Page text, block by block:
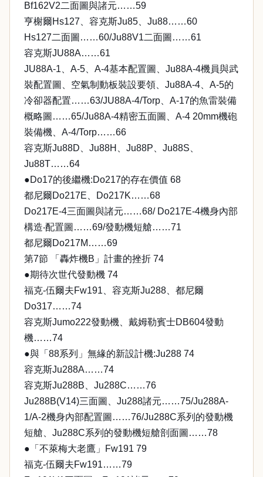
Bf162V2二面圖與諸元……59
亨榭爾Hs127、容克斯Ju85、Ju88……60
Hs127二面圖……60/Ju88V1二面圖……61
容克斯JU88A……61
JU88A-1、A-5、A-4基本配置圖、Ju88A-4機員與武
裝配置圖、空氣制動板裝設要領、Ju88A-4、A-5的
冷卻器配置……63/JU88A-4/Torp、A-17的魚雷裝備
概略圖……65/Ju88A-4精密五面圖、A-4 20mm機砲
裝備機、A-4/Torp……66
容克斯Ju88D、Ju88H、Ju88P、Ju88S、
Ju88T……64
●Do17的後繼機:Do217的存在價值 68
都尼爾Do217E、Do217K……68
Do217E-4三面圖與諸元……68/ Do217E-4機身內部
構造‧配置圖……69/發動機短艙……71
都尼爾Do217M……69
第7節 「轟炸機B」計畫的挫折 74
●期待次世代發動機 74
福克-伍爾夫Fw191、容克斯Ju288、都尼爾
Do317……74
容克斯Jumo222發動機、戴姆勒賓士DB604發動
機……74
●與「88系列」無緣的新設計機:Ju288 74
容克斯Ju288A……74
容克斯Ju288B、Ju288C……76
Ju288B(V14)三面圖、Ju288諸元……75/Ju288A-
1/A-2機身內部配置圖……76/Ju288C系列的發動機
短艙、Ju288C系列的發動機短艙剖面圖……78
●「不萊梅大老鷹」Fw191 79
福克-伍爾夫Fw191……79